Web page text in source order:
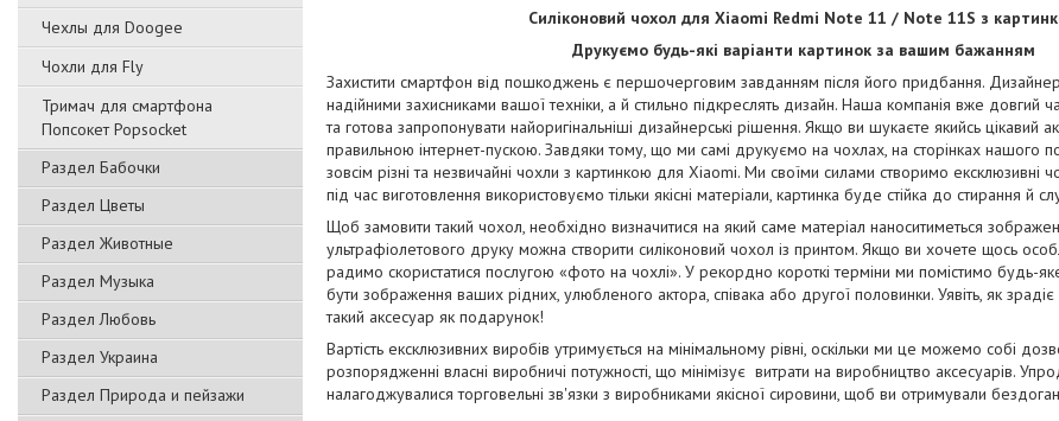
Чехлы для Doogee
Чохли для Fly
Тримач для смартфона
Попсокет Popsocket
Раздел Бабочки
Раздел Цветы
Раздел Животные
Раздел Музыка
Раздел Любовь
Раздел Украина
Раздел Природа и пейзажи
Силіконовий чохол для Xiaomi Redmi Note 11 / Note 11S з
Друкуємо будь-які варіанти картинок за вашим бажанням
Захистити смартфон від пошкоджень є першочерговим завданням після його придбання.
надійними захисниками вашої техніки, а й стильно підкреслять дизайн. Наша компанія вже довгий
та готова запропонувати найоригінальніші дизайнерські рішення. Якщо ви шукаєте якийсь цікавий
правильною інтернет-пускою. Завдяки тому, що ми самі друкуємо на чохлах, на сторінках нашого
зовсім різні та незвичайні чохли з картинкою для Xiaomi. Ми своїми силами створимо ексклюзивні
під час виготовлення використовуємо тільки якісні матеріали, картинка буде стійка до стирання й
Щоб замовити такий чохол, необхідно визначитися на який саме матеріал наноситиметься
ультрафіолетового друку можна створити силіконовий чохол із принтом. Якщо ви хочете щось
радимо скористатися послугою «фото на чохлі». У рекордно короткі терміни ми помістимо будь-
бути зображення ваших рідних, улюбленого актора, співака або другої половинки. Уявіть, як
такий аксесуар як подарунок!
Вартість ексклюзивних виробів утримується на мінімальному рівні, оскільки ми це можемо собі
розпорядженні власні виробничі потужності, що мінімізує витрати на виробництво аксесуарів.
налагоджувалися торговельні зв'язки з виробниками якісної сировини, щоб ви отримували